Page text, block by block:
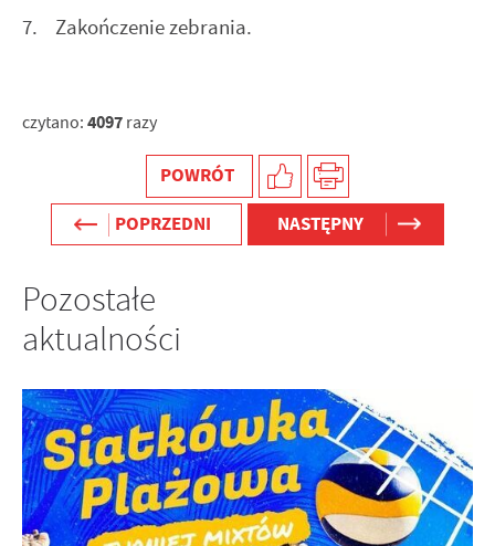
7. Zakończenie zebrania.
czytano: 4097 razy
POWRÓT
POPRZEDNI
NASTĘPNY
Pozostałe
aktualności